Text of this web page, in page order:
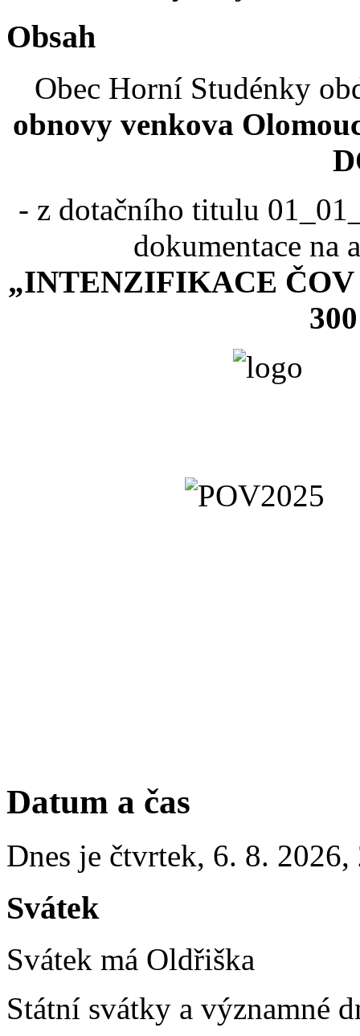
Obsah
Obec Horní Studénky
obnovy venkova
- z dotačního titulu
dokumentace na
„INTENZIFIKACE ČOV
Datum a čas
Dnes je čtvrtek, 6. 8. 2026,
Svátek
Svátek má Oldřiška
Státní svátky a významné